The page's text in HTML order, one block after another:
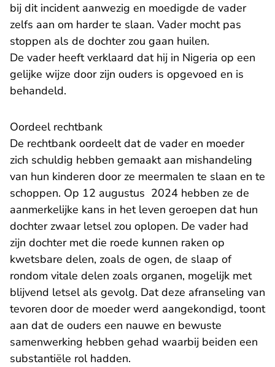
bij dit incident aanwezig en moedigde de vader
zelfs aan om harder te slaan. Vader mocht pas
stoppen als de dochter zou gaan huilen.
De vader heeft verklaard dat hij in Nigeria op een
gelijke wijze door zijn ouders is opgevoed en is
behandeld.
Oordeel rechtbank
De rechtbank oordeelt dat de vader en moeder
zich schuldig hebben gemaakt aan mishandeling
van hun kinderen door ze meermalen te slaan en te
schoppen. Op 12 augustus 2024 hebben ze de
aanmerkelijke kans in het leven geroepen dat hun
dochter zwaar letsel zou oplopen. De vader had
zijn dochter met die roede kunnen raken op
kwetsbare delen, zoals de ogen, de slaap of
rondom vitale delen zoals organen, mogelijk met
blijvend letsel als gevolg. Dat deze afranseling van
tevoren door de moeder werd aangekondigd, toont
aan dat de ouders een nauwe en bewuste
samenwerking hebben gehad waarbij beiden een
substantiële rol hadden.